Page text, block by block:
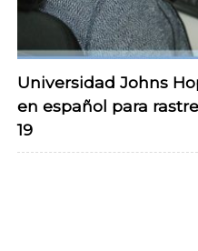
Universidad Johns
en español para
19